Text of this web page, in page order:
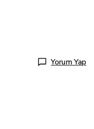
Yorum Yap